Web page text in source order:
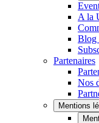
A la
Blog
Partenaires
Nos
Mentions